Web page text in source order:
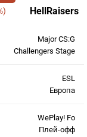
HellRaisers
Major CS:G
Challengers Stage
ESL
Европа
WePlay! Fo
Плей-офф